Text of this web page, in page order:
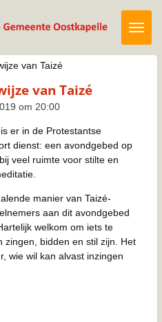
van Taizé
van Taizé
om 20:00
er in de Protestantse
dienst: een avondgebed op
veel ruimte voor stilte en
manier van Taizé-
aan dit avondgebed
welkom om iets te
zingen, bidden en stil zijn. Het
wie wil kan alvast inzingen